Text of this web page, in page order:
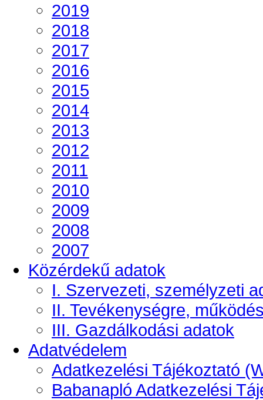
2019
2018
2017
2016
2015
2014
2013
2012
2011
2010
2009
2008
2007
Közérdekű adatok
I. Szervezeti, személyzeti
II. Tevékenységre,
III. Gazdálkodási adatok
Adatvédelem
Adatkezelési Tájékoztató
Babanapló Adatkezelési